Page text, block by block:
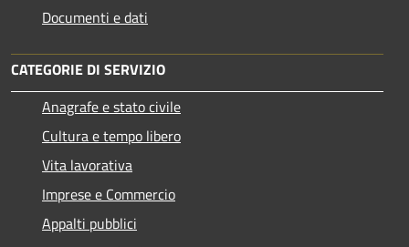
Documenti e dati
CATEGORIE DI SERVIZIO
Anagrafe e stato civile
Cultura e tempo libero
Vita lavorativa
Imprese e Commercio
Appalti pubblici